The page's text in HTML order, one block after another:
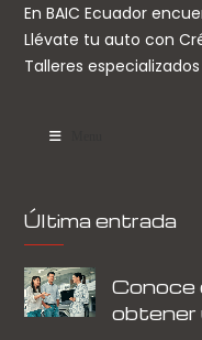
En BAIC Ecuador
Llévate tu auto con
Talleres
Última entrada
Conoce
obtener